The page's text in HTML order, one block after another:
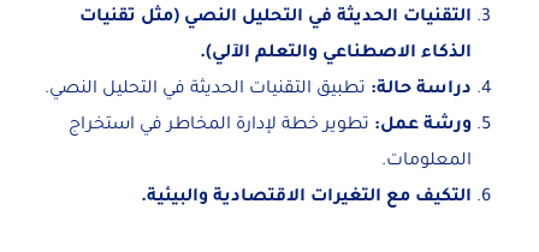
التقنيات الحديثة في التحليل النصي (مثل تقنيات
الذكاء الاصطناعي والتعلم الآلي).
دراسة حالة: تطبيق التقنيات الحديثة في التحليل النصي.
ورشة عمل: تطوير خطة لإدارة المخاطر في استخراج
المعلومات.
التكيف مع التغيرات الاقتصادية والبيئية.